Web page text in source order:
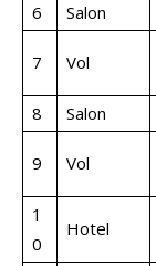
6 Salon
7 Vol
8
Salon
9 Vol
1
0
Hotel